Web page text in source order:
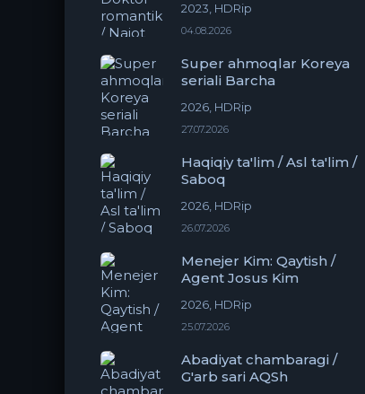
2023, HDRip
04.08.2026
Super ahmoqlar Koreya
seriali Barcha
2026, HDRip
27.07.2026
Haqiqiy ta'lim / Asl ta'lim /
Saboq
2026, HDRip
26.07.2026
Menejer Kim: Qaytish /
Agent Josus Kim
2026, HDRip
25.07.2026
Abadiyat chambaragi /
G'arb sari AQSh